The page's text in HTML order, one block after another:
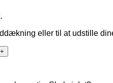
eller til at udstille